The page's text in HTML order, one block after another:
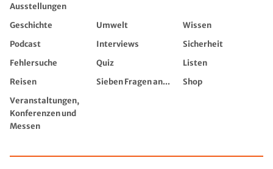
Ausstellungen
Geschichte Umwelt
Wissen
Podcast
Interviews
Sicherheit
Fehlersuche
Quiz
Listen
Reisen
Sieben Fragen an...
Shop
Veranstaltungen,
Konferenzen und
Messen